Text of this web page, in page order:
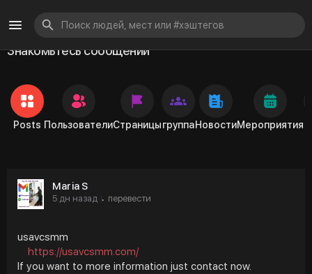
Знакомьтесь сообщений
Posts ПользователиСтраницыгруппаНовостиМероприятия
Maria S
5 дн назад · перевести
usavcsmm
https://usavcsmm.com/
If you want to more information just contact now.